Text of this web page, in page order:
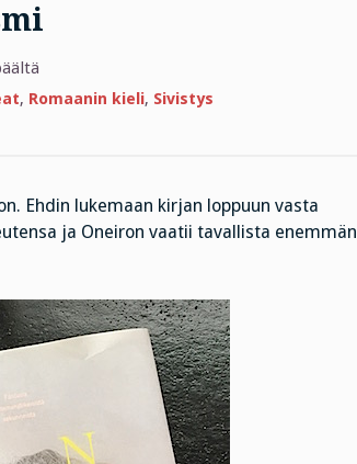
artikkelissa
ja
, Romaanin kieli, Sivistys
Ehdin lukemaan kirjan loppuun vasta
ja Oneiron vaatii tavallista enemmän